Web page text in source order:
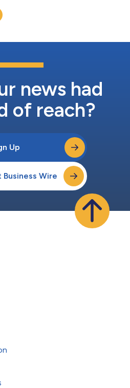
Disponible a través de un
de n8n, la integración de TestMu
news had
of reach?
Up
Wire